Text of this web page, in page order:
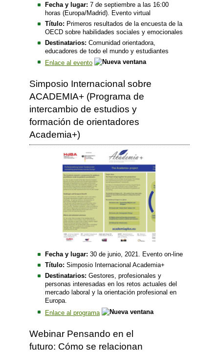
Fecha y lugar: 7 de septiembre a las 16:00
horas (Europa/Madrid). Evento virtual
Título: Primeros resultados de la encuesta de la
OECD sobre habilidades sociales y emocionales
Destinatarios: Comunidad orientadora,
educadores de todo el mundo y estudiantes
Enlace al evento
Simposio Internacional sobre
ACADEMIA+ (Programa de
intercambio de estudios y
formación de orientadores
Academia+)
Fecha y lugar: 30 de junio, 2021. Evento on-line
Título: Simposio Internacional Academia+
Destinatarios: Gestores, profesionales y
personas interesadas en los retos actuales del
mercado laboral y la orientación profesional en
Europa.
Enlace al programa
Webinar Pensando en el
futuro: Cómo se relacionan